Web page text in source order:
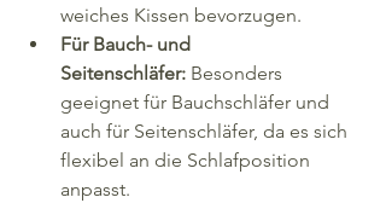
weiches Kissen bevorzugen.
Für Bauch- und
Seitenschläfer: Besonders
geeignet für Bauchschläfer und
auch für Seitenschläfer, da es sich
flexibel an die Schlafposition
anpasst.